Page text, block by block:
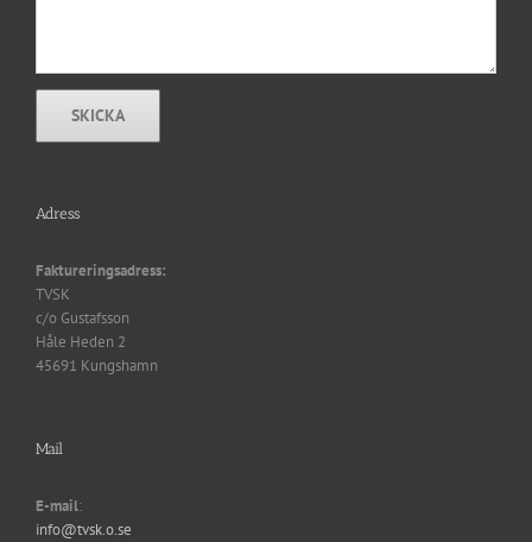
Adress
Faktureringsadress:
TVSK
c/o Gustafsson
Håle Heden 2
45691 Kungshamn
Mail
E-mail:
info@tvsk.o.se